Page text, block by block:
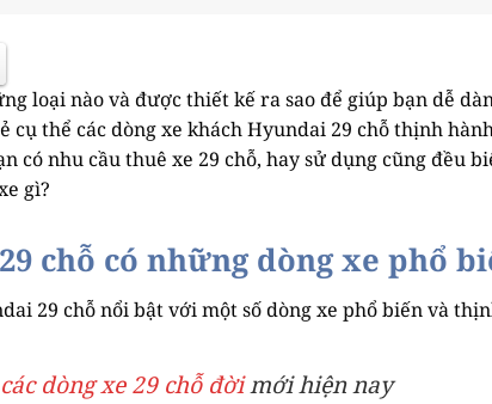
loại nào và được thiết kế ra sao để giúp bạn dễ
cụ thể các dòng xe khách Hyundai 29 chỗ thịnh
có nhu cầu thuê xe 29 chỗ, hay sử dụng cũng đều
gì?
chỗ có những dòng xe phổ
29 chỗ nổi bật với một số dòng xe phổ biến và
các dòng xe 29 chỗ đờimới hiện nay